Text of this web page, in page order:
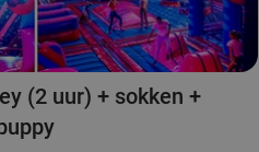
(2 uur) + sokken +